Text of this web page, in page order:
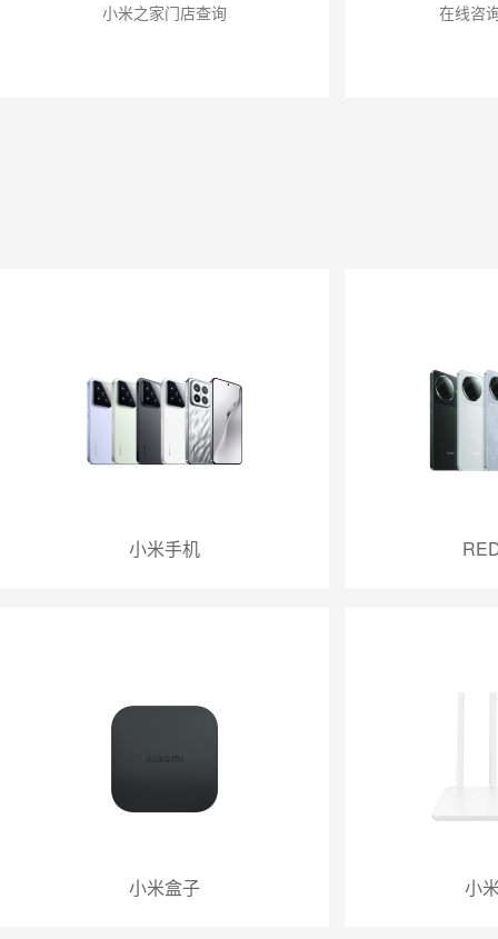
小米之家门店查询 在线咨
小米手机
小米盒子 小